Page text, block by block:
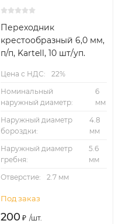
Переходник
крестообразный 6,0 мм,
п/п, Kartell, 10 шт/уп.
Цена с НДС:
22%
Номинальный
наружный диаметр:
6
мм
Наружный диаметр
бороздки:
4.8
мм
Наружный диаметр
гребня:
5.6
мм
Отверстие:
2.7 мм
Под заказ
200 ₽ /шт.